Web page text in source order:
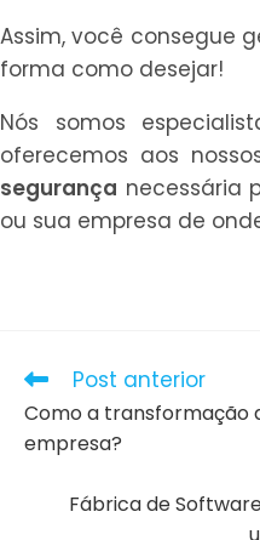
Assim, você consegue
forma como desejar!
Nós somos
oferecemos aos
segurança necessária
ou sua empresa de
Leia
artigos
Post anterior
Como a transformação
empresa?
Fábrica de